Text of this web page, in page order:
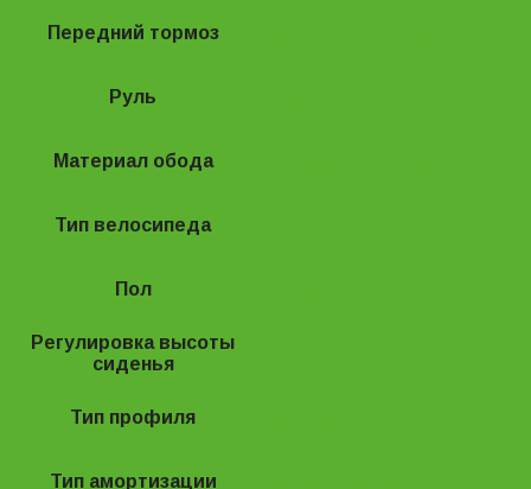
Передний тормоз
Руль
Материал обода
Тип велосипеда
Пол
Регулировка высоты
сиденья
Тип профиля
Тип амортизации